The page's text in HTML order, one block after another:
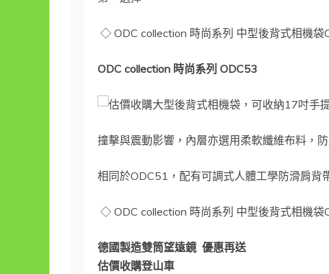
◇ ODC collection 時尚系列 中型後背式相機
ODC collection 時尚系列 ODC53
大型後背式相機袋，可收納17吋手
撞擊與震動影響，內層亦選用柔軟纖維布料，
相同於ODC51，配有可調式人體工學防滑肩背
◇ ODC collection 時尚系列 中型後背式相機
德國製造雙筒望遠鏡 優惠再送
估價收購登山車